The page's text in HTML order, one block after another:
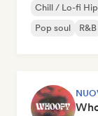
Chill / Lo-fi
Pop soul
R&B